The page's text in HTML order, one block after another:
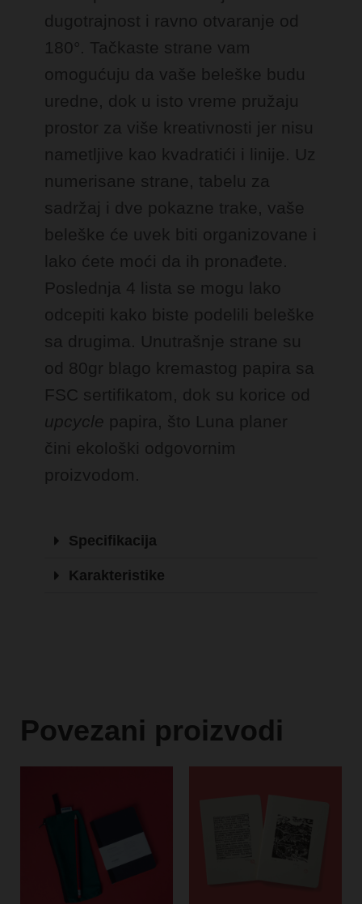
dugotrajnost i ravno otvaranje od
180°. Tačkaste strane vam
omogućuju da vaše beleške budu
uredne, dok u isto vreme pružaju
prostor za više kreativnosti jer nisu
nametljive kao kvadratići i linije. Uz
numerisane strane, tabelu za
sadržaj i dve pokazne trake, vaše
beleške će uvek biti organizovane i
lako ćete moći da ih pronađete.
Poslednja 4 lista se mogu lako
odcepiti kako biste podelili beleške
sa drugima. Unutrašnje strane su
od 80gr blago kremastog papira sa
FSC sertifikatom, dok su korice od
upcycle papira, što Luna planer
čini ekološki odgovornim
proizvodom.
Specifikacija
Karakteristike
Povezani proizvodi